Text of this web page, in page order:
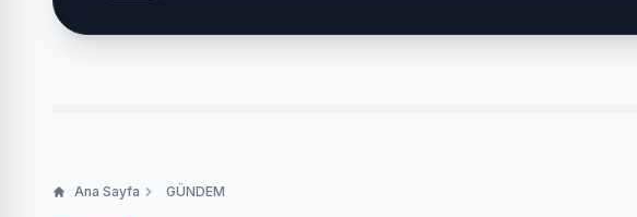
Ana Sayfa GÜNDEM